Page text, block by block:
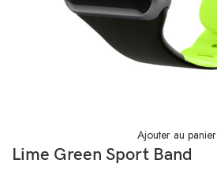
Ajouter au panier
Lime Green Sport Band